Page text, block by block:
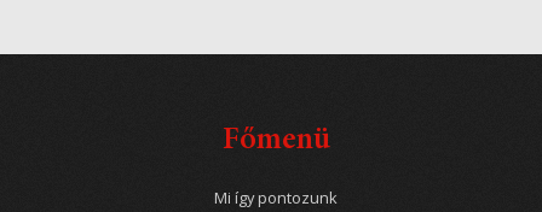
Főmenü
Mi így pontozunk